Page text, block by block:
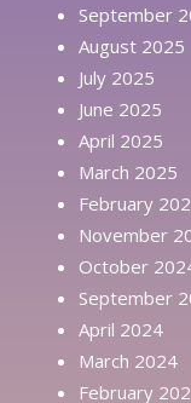
September
August 2025
July 2025
June 2025
April 2025
March 2025
February
November
October
September
April 2024
March 2024
February